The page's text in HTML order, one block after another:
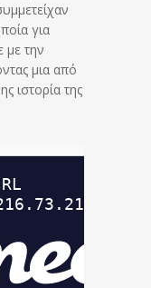
για
με την
μια από
ιστορία της